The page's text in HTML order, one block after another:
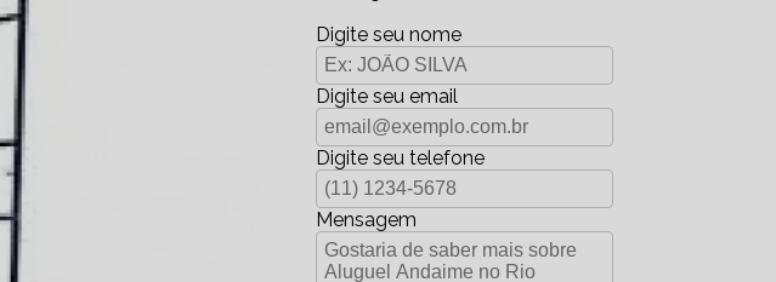
Digite seu nome
Digite seu email
Digite seu telefone
Mensagem